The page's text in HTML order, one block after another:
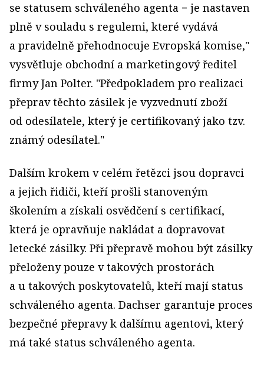
se statusem schváleného agenta − je nastaven
plně v souladu s regulemi, které vydává
a pravidelně přehodnocuje Evropská komise,"
vysvětluje obchodní a marketingový ředitel
firmy Jan Polter. "Předpokladem pro realizaci
přeprav těchto zásilek je vyzvednutí zboží
od odesílatele, který je certifikovaný jako tzv.
známý odesílatel."
Dalším krokem v celém řetězci jsou dopravci
a jejich řidiči, kteří prošli stanoveným
školením a získali osvědčení s certifikací,
která je opravňuje nakládat a dopravovat
letecké zásilky. Při přepravě mohou být zásilky
přeloženy pouze v takových prostorách
a u takových poskytovatelů, kteří mají status
schváleného agenta. Dachser garantuje proces
bezpečné přepravy k dalšímu agentovi, který
má také status schváleného agenta.